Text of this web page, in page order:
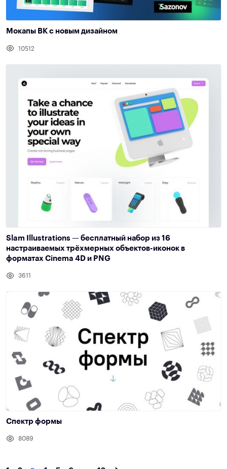
Мокапы ВК с новым дизайном
10512
Slam Illustrations — бесплатный набор из 16
настраиваемых трёхмерных объектов-иконок в
форматах Cinema 4D и PNG
3611
Спектр формы
8089